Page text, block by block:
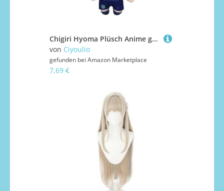
Chigiri Hyoma Plüsch Anime gefüllte stehende Manga Charakter niedliche PP Baumwolle Stoff Anhänger Schlüsselanhänger Auto Tasche Dekoration 10CM
von Ciyoulio
gefunden bei Amazon Marketplace
7,69 €